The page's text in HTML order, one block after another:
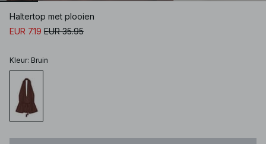
Haltertop met plooien
EUR 7.19 EUR 35.95
Kleur: Bruin